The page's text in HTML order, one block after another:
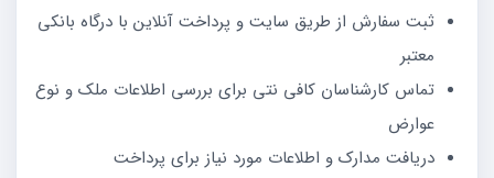
ثبت سفارش از طریق سایت و پرداخت آنلاین با درگاه بانکی
معتبر
تماس کارشناسان کافی نتی برای بررسی اطلاعات ملک و نوع
عوارض
دریافت مدارک و اطلاعات مورد نیاز برای پرداخت